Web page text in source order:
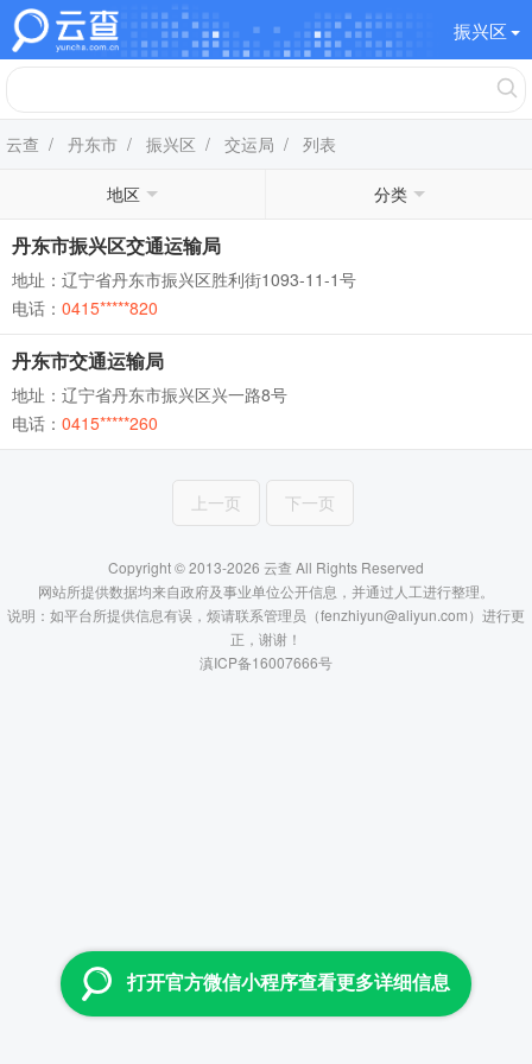
振兴区
云查 / 丹东市 / 振兴区 / 交运局 / 列表
地区 分类
丹东市振兴区交通运输局
地址：辽宁省丹东市振兴区胜利街1093-11-1号
电话： 0415*****820
丹东市交通运输局
地址：辽宁省丹东市振兴区兴一路8号
电话： 0415*****260
上一页 下一页
Copyright © 2013-2026 云查 All Rights Reserved
网站所提供数据均来自政府及事业单位公开信息，并通过人工进行整理。
说明：如平台所提供信息有误，烦请联系管理员（fenzhiyun@aliyun.com）进行更
正，谢谢！
滇ICP备16007666号
打开官方微信小程序查看更多详细信息